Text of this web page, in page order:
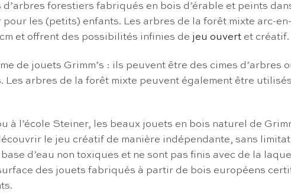
forestiers fabriqués en bois d’érable et peints
les (petits) enfants. Les arbres de la forêt mixte arc-
et offrent des possibilités infinies de jeu ouvert et créatif.
de jouets Grimm’s : ils peuvent être des cimes d’arbres
Les arbres de la forêt mixte peuvent également être
à l’école Steiner, les beaux jouets en bois naturel de
le jeu créatif de manière indépendante, sans
d’eau non toxiques et ne sont pas finis avec de la
des jouets fabriqués à partir de bois européens